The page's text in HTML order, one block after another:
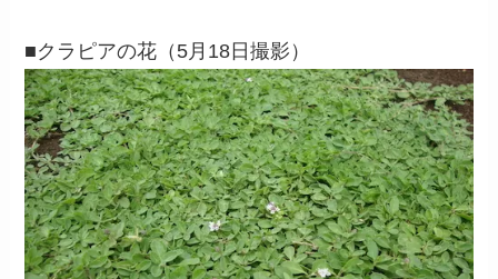
■クラピアの花（5月18日撮影）